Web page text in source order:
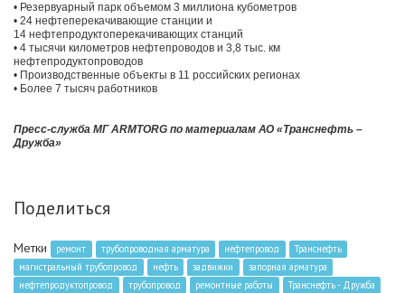
• Резервуарный парк объемом 3 миллиона кубометров
• 24 нефтеперекачивающие станции и
14 нефтепродуктоперекачивающих станций
• 4 тысячи километров нефтепроводов и 3,8 тыс. км
нефтепродуктопроводов
• Производственные объекты в 11 российских регионах
• Более 7 тысяч работников
Пресс-служба МГ ARMTORG по материалам АО «Транснефть –
Дружба»
Поделиться
Метки ремонт трубопроводная арматура нефтепровод
Транснефть
магистральный трубопровод
нефть задвижки
запорная арматура
нефтепродуктопровод
трубопровод ремонтные работы
Транснефть - Дружба